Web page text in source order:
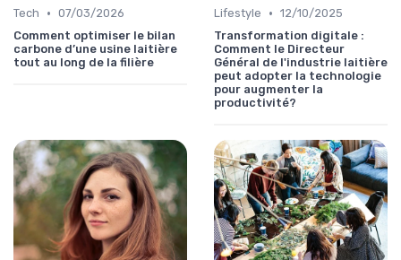
Tech • 07/03/2026
Comment optimiser le bilan
carbone d’une usine laitière
tout au long de la filière
Lifestyle • 12/10/2025
Transformation digitale :
Comment le Directeur
Général de l'industrie laitière
peut adopter la technologie
pour augmenter la
productivité?